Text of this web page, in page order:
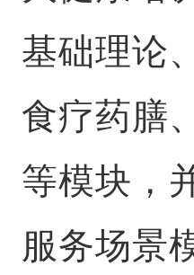
基础理论
食疗药膳
等模块，
服务场景